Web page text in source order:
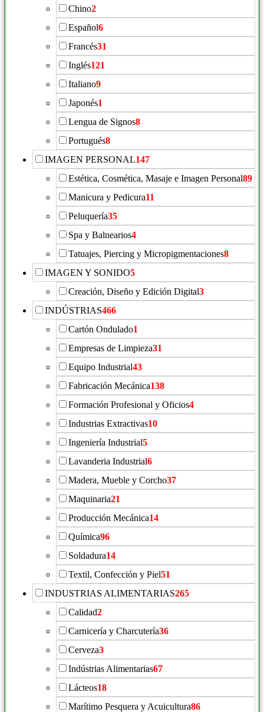
Chino2
Español6
Francés31
Inglés121
Italiano9
Japonés1
Lengua de Signos8
Portugués8
IMAGEN PERSONAL147
Estética, Cosmética, Masaje e Imagen Personal89
Manicura y Pedicura11
Peluquería35
Spa y Balnearios4
Tatuajes, Piercing y Micropigmentaciones8
IMAGEN Y SONIDO5
Creación, Diseño y Edición Digital3
INDÚSTRIAS466
Cartón Ondulado1
Empresas de Limpieza31
Equipo Industrial43
Fabricación Mecánica138
Formación Profesional y Oficios4
Industrias Extractivas10
Ingeniería Industrial5
Lavanderia Industrial6
Madera, Mueble y Corcho37
Maquinaria21
Producción Mecánica14
Química96
Soldadura14
Textil, Confección y Piel51
INDUSTRIAS ALIMENTARIAS265
Calidad2
Carnicería y Charcutería36
Cerveza3
Indústrias Alimentarias67
Lácteos18
Marítimo Pesquera y Acuicultura86